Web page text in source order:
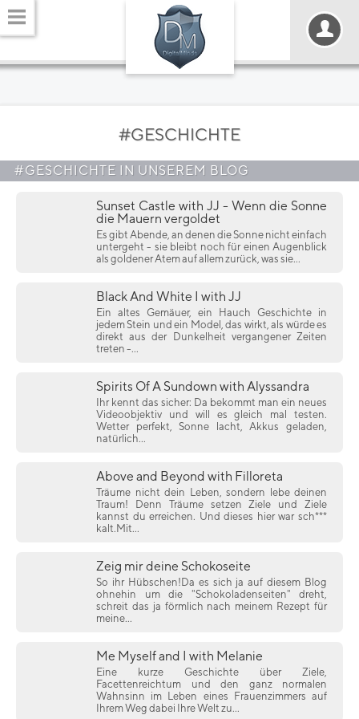
#GESCHICHTE
#GESCHICHTE IN UNSEREM BLOG
Sunset Castle with JJ - Wenn die Sonne
die Mauern vergoldet
Es gibt Abende, an denen die Sonne nicht einfach
untergeht - sie bleibt noch für einen Augenblick
als goldener Atem auf allem zurück, was sie...
Black And White I with JJ
Ein altes Gemäuer, ein Hauch Geschichte in
jedem Stein und ein Model, das wirkt, als würde es
direkt aus der Dunkelheit vergangener Zeiten
treten -...
Spirits Of A Sundown with Alyssandra
Ihr kennt das sicher: Da bekommt man ein neues
Videoobjektiv und will es gleich mal testen.
Wetter perfekt, Sonne lacht, Akkus geladen,
natürlich...
Above and Beyond with Filloreta
Träume nicht dein Leben, sondern lebe deinen
Traum! Denn Träume setzen Ziele und Ziele
kannst du erreichen. Und dieses hier war sch***
kalt.Mit...
Zeig mir deine Schokoseite
So ihr Hübschen!Da es sich ja auf diesem Blog
ohnehin um die "Schokoladenseiten" dreht,
schreit das ja förmlich nach meinem Rezept für
meine...
Me Myself and I with Melanie
Eine kurze Geschichte über Ziele,
Facettenreichtum und den ganz normalen
Wahnsinn im Leben eines Frauenzimmers auf
Ihrem Weg dabei Ihre Welt zu...